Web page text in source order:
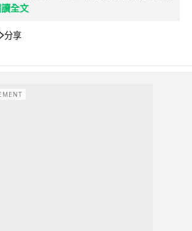
全文
分享